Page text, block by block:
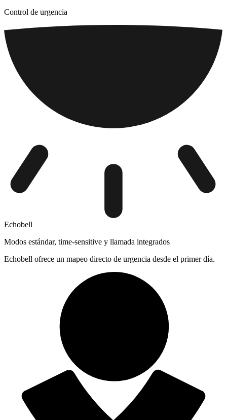
Control de urgencia
Echobell
Modos estándar, time-sensitive y llamada integrados
Echobell ofrece un mapeo directo de urgencia desde el primer día.